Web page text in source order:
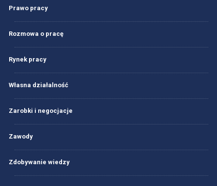
Prawo pracy
Rozmowa o pracę
Rynek pracy
Własna działalność
Zarobki i negocjacje
Zawody
Zdobywanie wiedzy